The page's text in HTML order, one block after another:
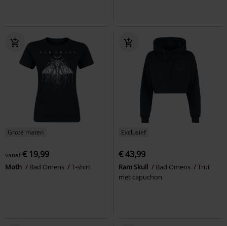
Grote maten
vanaf€ 19,99
Moth Bad Omens T-shirt
Exclusief
€ 43,99
Ram Skull Bad Omens
Trui
met capuchon